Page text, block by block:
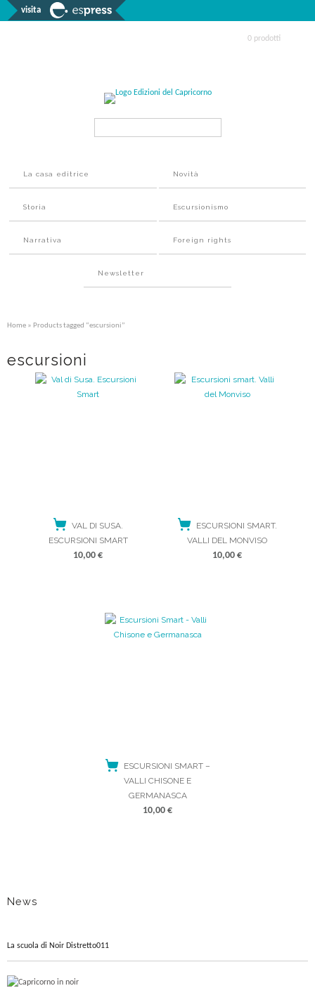
visita
0 prodotti
La casa editrice Novità
Storia Escursionismo
Narrativa Foreign rights
Newsletter
Home » Products tagged “escursioni”
escursioni
VAL DI SUSA.
ESCURSIONI SMART
10,00 €
ESCURSIONI SMART.
VALLI DEL MONVISO
10,00 €
ESCURSIONI SMART –
VALLI CHISONE E
GERMANASCA
10,00 €
News
La scuola di Noir Distretto011